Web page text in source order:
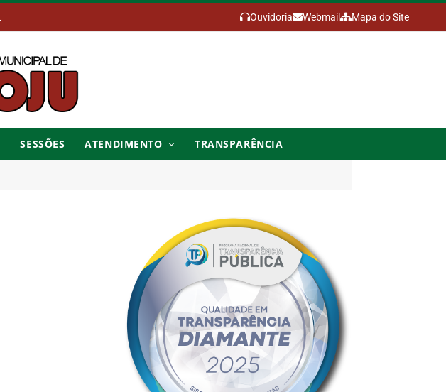
Ouvidoria Webmail Mapa do Site
SESSÕES ATENDIMENTO TRANSPARÊNCIA